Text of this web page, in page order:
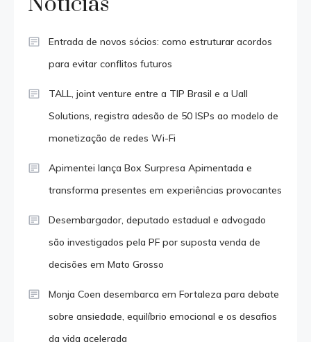
Entrada de novos sócios: como estruturar acordos
para evitar conflitos futuros
TALL, joint venture entre a TIP Brasil e a Uall
Solutions, registra adesão de 50 ISPs ao modelo de
monetização de redes Wi-Fi
Apimentei lança Box Surpresa Apimentada e
transforma presentes em experiências provocantes
Desembargador, deputado estadual e advogado
são investigados pela PF por suposta venda de
decisões em Mato Grosso
Monja Coen desembarca em Fortaleza para debate
sobre ansiedade, equilíbrio emocional e os desafios
da vida acelerada